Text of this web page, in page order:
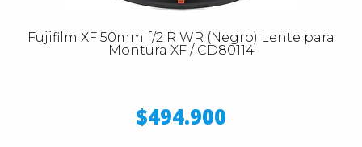
Fujifilm XF 50mm f/2 R WR (Negro) Lente para
Montura XF / CD80114
$494.900